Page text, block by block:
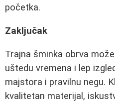
početka.
Zaključak
Trajna šminka obrva
uštedu vremena i lep
majstora i pravilnu negu.
kvalitetan materijal,